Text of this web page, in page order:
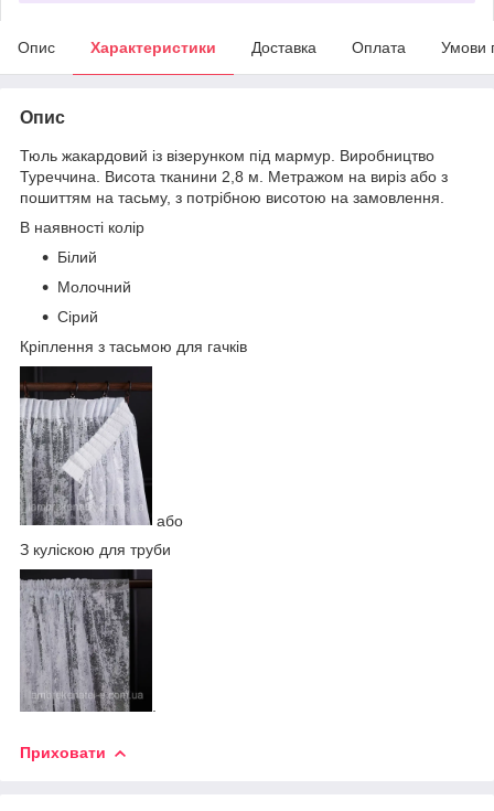
Опис Характеристики Доставка Оплата Умови
Опис
Тюль жакардовий із візерунком під мармур. Виробництво
Туреччина. Висота тканини 2,8 м. Метражом на виріз або з
пошиттям на тасьму, з потрібною висотою на замовлення.
В наявності колір
Білий
Молочний
Сірий
Кріплення з тасьмою для гачків
або
З куліскою для труби
Приховати